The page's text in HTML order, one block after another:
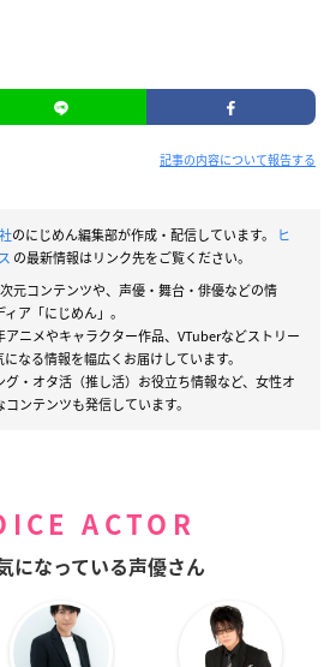
記事の内容について報告する
のにじめん編集部が作成・配信しています。
ヒ
の最新情報はリンク先をご覧ください。
元コンテンツや、声優・舞台・俳優などの情
ア「にじめん」。
ニメやキャラクター作品、VTuberなどストリー
なる情報を幅広くお届けしています。
・オタ活（推し活）お役立ち情報など、女性オ
ンテンツも発信しています。
ACTOR
になっている声優さん